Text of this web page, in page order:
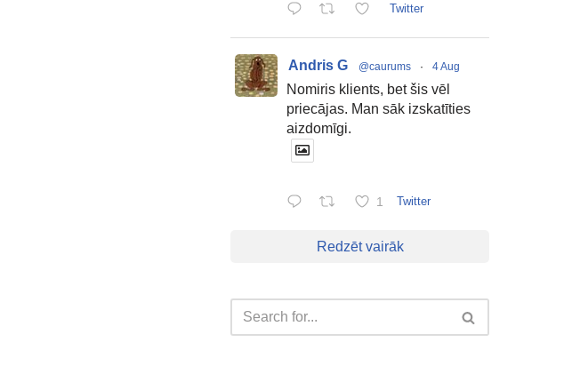
Twitter
Andris G @caurums · 4 Aug
Nomiris klients, bet šis vēl
priecājas. Man sāk izskatīties
aizdomīgi.
1 Twitter
Redzēt vairāk